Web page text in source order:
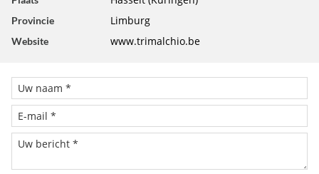
Provincie Limburg
Website www.trimalchio.be